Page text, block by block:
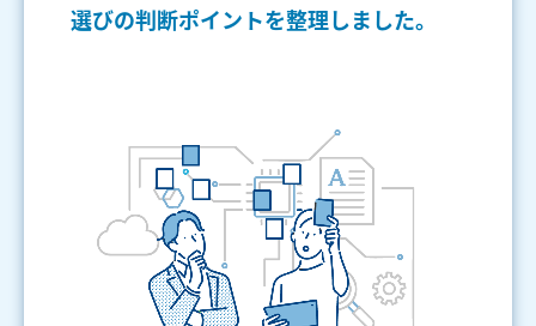
選びの判断ポイントを整理しました。